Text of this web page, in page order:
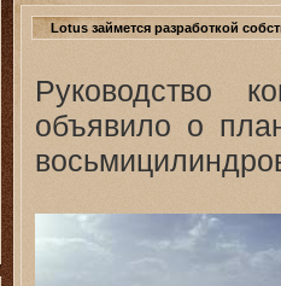
Lotus займется разработкой
Руководство
объявило о